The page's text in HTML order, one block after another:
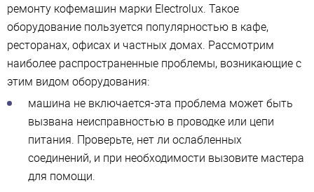
ремонту кофемашин марки Electrolux. Такое
оборудование пользуется популярностью в кафе,
ресторанах, офисах и частных домах. Рассмотрим
наиболее распространенные проблемы, возникающие с
этим видом оборудования:
машина не включается-эта проблема может быть
вызвана неисправностью в проводке или цепи
питания. Проверьте, нет ли ослабленных
соединений, и при необходимости вызовите мастера
для помощи.